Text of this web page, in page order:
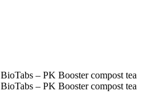
BioTabs – PK Booster compost tea
BioTabs – PK Booster compost tea